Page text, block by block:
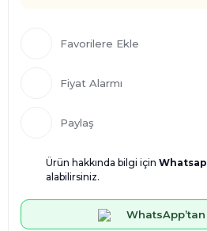
Fiyat Alarmı
Paylaş
Ürün hakkında bilgi için
alabilirsiniz.